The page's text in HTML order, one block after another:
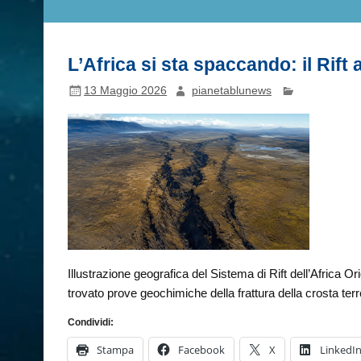
L’Africa si sta spaccando: il Rift
13 Maggio 2026 pianetablunews
Illustrazione geografica del Sistema di Rift dell’Africa
trovato prove geochimiche della frattura della crosta
Condividi:
Stampa Facebook X LinkedIn